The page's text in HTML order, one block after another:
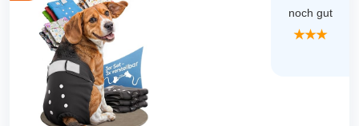
noch gut
★★★